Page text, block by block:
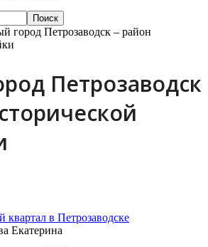
город Петрозаводск – район
Петрозаводск
Екатерина